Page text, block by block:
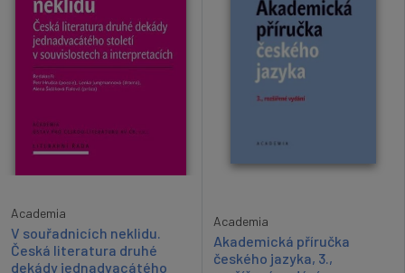
Academia
V souřadnicích neklidu.
Česká literatura druhé
dekády jednadvacátého
Academia
Akademická příručka
českého jazyka, 3.,